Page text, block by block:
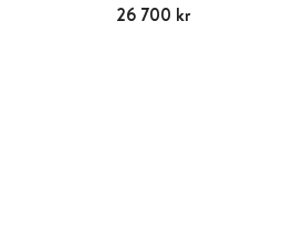
Pris:26 700 kr
26 700 kr